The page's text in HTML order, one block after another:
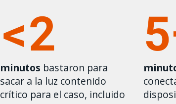
<2
minutos bastaron para
sacar a la luz contenido
crítico para el caso, incluido